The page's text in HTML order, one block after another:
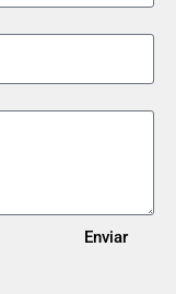
Enviar